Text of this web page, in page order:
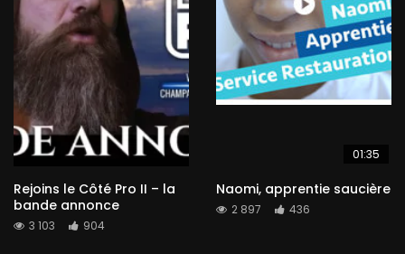
Rejoins le Côté Pro II – la
bande annonce
3 103 904
01:35
Naomi, apprentie saucière
2 897 436